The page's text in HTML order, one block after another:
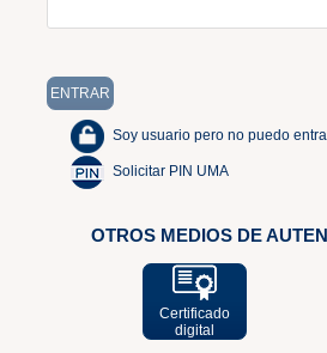
Soy usuario pero no puedo
Solicitar PIN UMA
OTROS MEDIOS DE
Certificado
digital